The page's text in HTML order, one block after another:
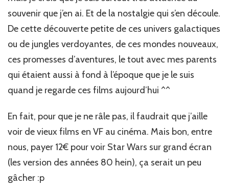
souvenir que j’en ai. Et de la nostalgie qui s’en découle.
De cette découverte petite de ces univers galactiques
ou de jungles verdoyantes, de ces mondes nouveaux,
ces promesses d’aventures, le tout avec mes parents
qui étaient aussi à fond à l’époque que je le suis
quand je regarde ces films aujourd’hui ^^
En fait, pour que je ne râle pas, il faudrait que j’aille
voir de vieux films en VF au cinéma. Mais bon, entre
nous, payer 12€ pour voir Star Wars sur grand écran
(les version des années 80 hein), ça serait un peu
gâcher :p